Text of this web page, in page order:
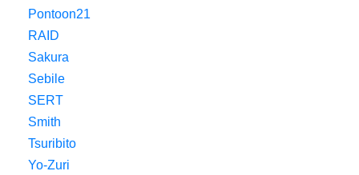
Pontoon21
RAID
Sakura
Sebile
SERT
Smith
Tsuribito
Yo-Zuri